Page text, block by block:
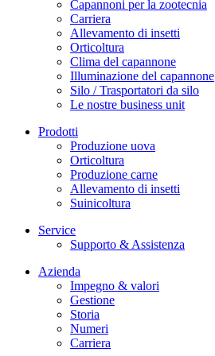
Capannoni per la zootecnia
Carriera
Allevamento di insetti
Orticoltura
Clima del capannone
Illuminazione del capannone
Silo / Trasportatori da silo
Le nostre business unit
Prodotti
Produzione uova
Orticoltura
Produzione carne
Allevamento di insetti
Suinicoltura
Service
Supporto & Assistenza
Azienda
Impegno & valori
Gestione
Storia
Numeri
Carriera